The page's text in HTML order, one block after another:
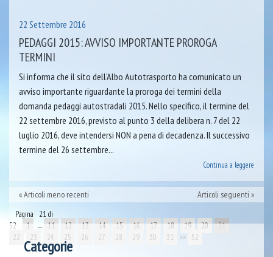
22 Settembre 2016
PEDAGGI 2015: AVVISO IMPORTANTE PROROGA
TERMINI
Si informa che il sito dell’Albo Autotrasporto ha comunicato un
avviso importante riguardante la proroga dei termini della
domanda pedaggi autostradali 2015. Nello specifico, il termine del
22 settembre 2016, previsto al punto 3 della delibera n. 7 del 22
luglio 2016, deve intendersi NON a pena di decadenza. Il successivo
termine del 26 settembre...
Continua a leggere
Articoli meno recenti Articoli seguenti
Pagina 21 di
52
1 ← 11 12 13 14 15 16 17 18 19 20
21
22
23 24 25 26 27 28 29 30 31 >> 52
Categorie